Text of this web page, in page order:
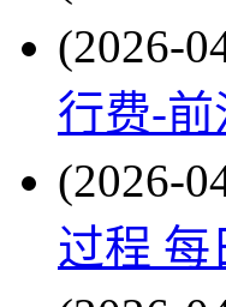
(2026-
行费-
(2026-
过程 每